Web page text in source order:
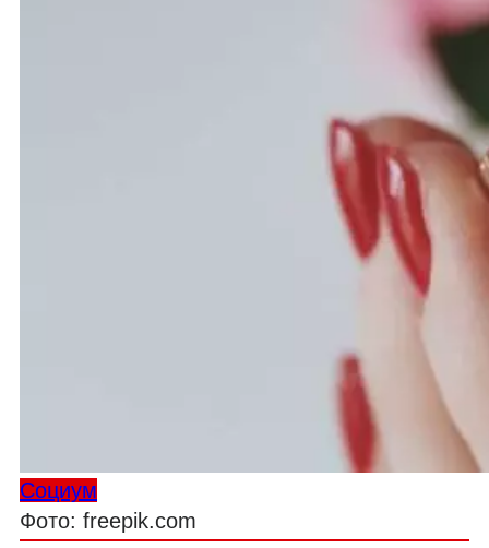
Социум
Фото: freepik.com